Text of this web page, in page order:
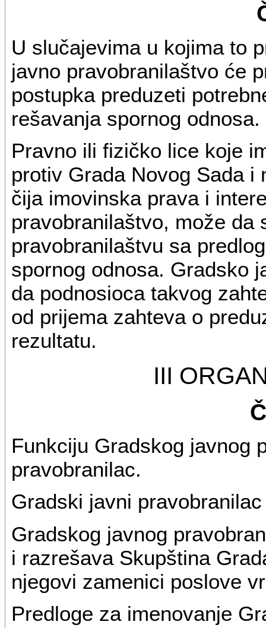
U slučajevima u kojima to
javno pravobranilaštvo će
postupka preduzeti
rešavanja spornog odnosa.
Pravno ili fizičko lice koje
protiv Grada Novog Sada i
čija imovinska prava i
pravobranilaštvo, može da
pravobranilaštvu sa
spornog odnosa. Gradsko
da podnosioca takvog
od prijema zahteva o
rezultatu.
III
Funkciju Gradskog javnog
pravobranilac.
Gradski javni
Gradskog javnog
i razrešava Skupština
njegovi zamenici poslove
Predloge za imenovanje